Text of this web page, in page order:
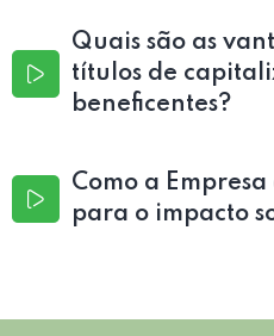
Quais são as
títulos de
beneficentes?
Como a
para o impacto